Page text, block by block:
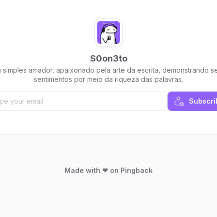
S0on3to
simples amador, apaixonado pela arte da escrita, demonstrando
sentimentos por meio da riqueza das palavras.
Made with ❤ on Pingback